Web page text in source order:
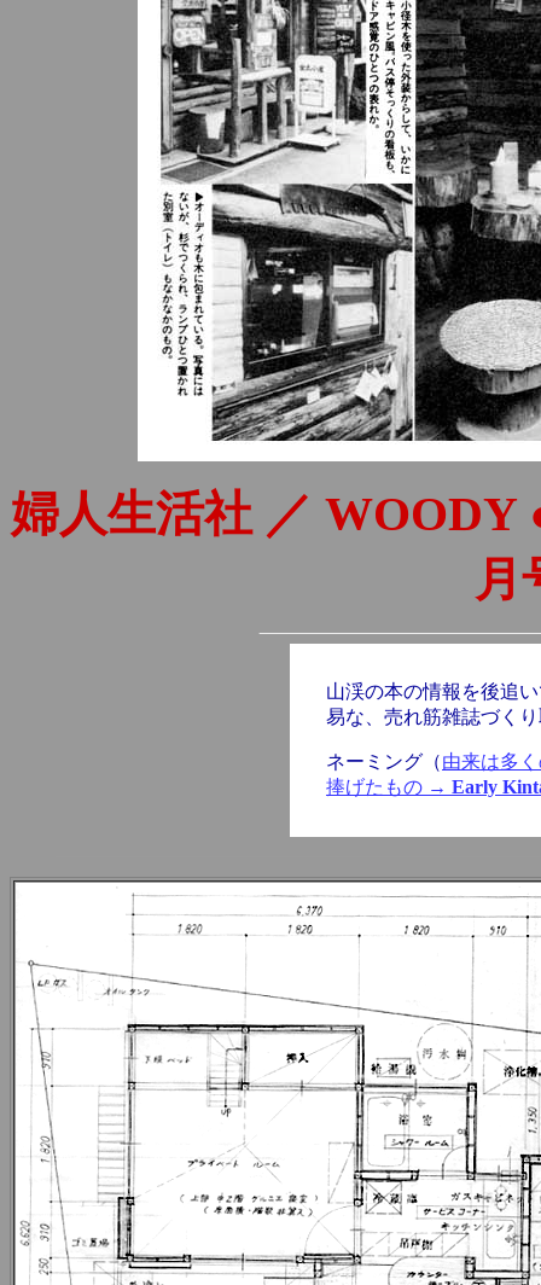
婦人生活社 ／ WOODY
月
山渓の本の情報を後追
易な、売れ筋雑誌づく
ネーミング（由来は多
捧げたもの → Early